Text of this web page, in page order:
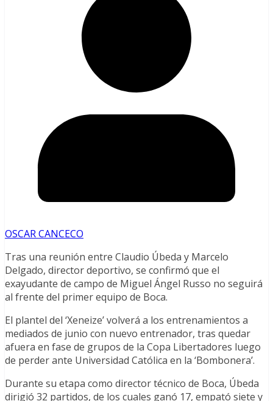
OSCAR CANCECO
Tras una reunión entre Claudio Úbeda y Marcelo
Delgado, director deportivo, se confirmó que el
exayudante de campo de Miguel Ángel Russo no seguirá
al frente del primer equipo de Boca.
El plantel del ‘Xeneize’ volverá a los entrenamientos a
mediados de junio con nuevo entrenador, tras quedar
afuera en fase de grupos de la Copa Libertadores luego
de perder ante Universidad Católica en la ‘Bombonera’.
Durante su etapa como director técnico de Boca, Úbeda
dirigió 32 partidos, de los cuales ganó 17, empató siete y